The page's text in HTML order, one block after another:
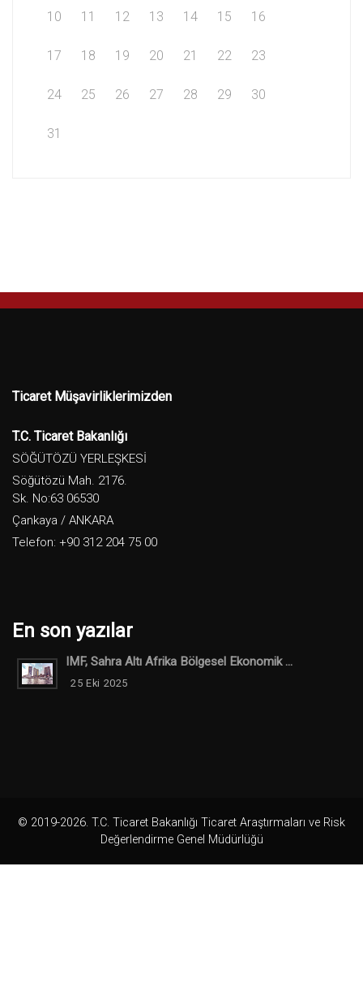
10 11 12 13 14 15 16
17 18 19 20 21 22 23
24 25 26 27 28 29 30
31
Ticaret Müşavirliklerimizden
T.C. Ticaret Bakanlığı
SÖĞÜTÖZÜ YERLEŞKESİ
Söğütözü Mah. 2176.
Sk. No:63 06530
Çankaya / ANKARA
Telefon: +90 312 204 75 00
En son yazılar
IMF, Sahra Altı Afrika Bölgesel Ekonomik ...
25 Eki 2025
© 2019-2026. T.C. Ticaret Bakanlığı Ticaret Araştırmaları ve Risk
Değerlendirme Genel Müdürlüğü